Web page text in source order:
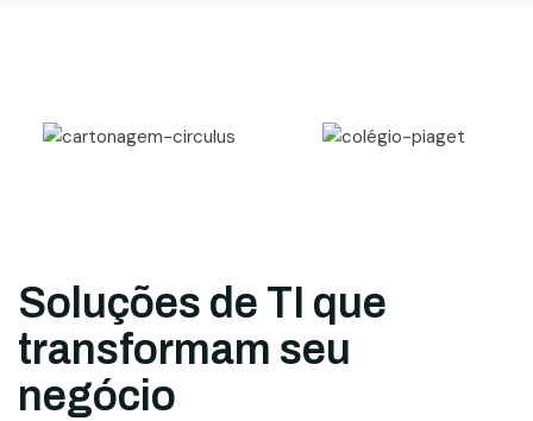
Soluções de TI que
transformam seu
negócio